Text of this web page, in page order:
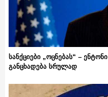
სანქციები „ოცნებას“ –
განცხადება სრულად